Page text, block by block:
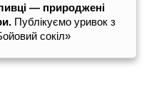
— природжені
Публікуємо уривок з
сокіл»